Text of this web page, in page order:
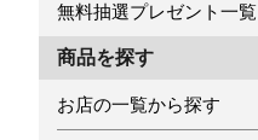
無料抽選プレゼント一覧
商品を探す
お店の一覧から探す